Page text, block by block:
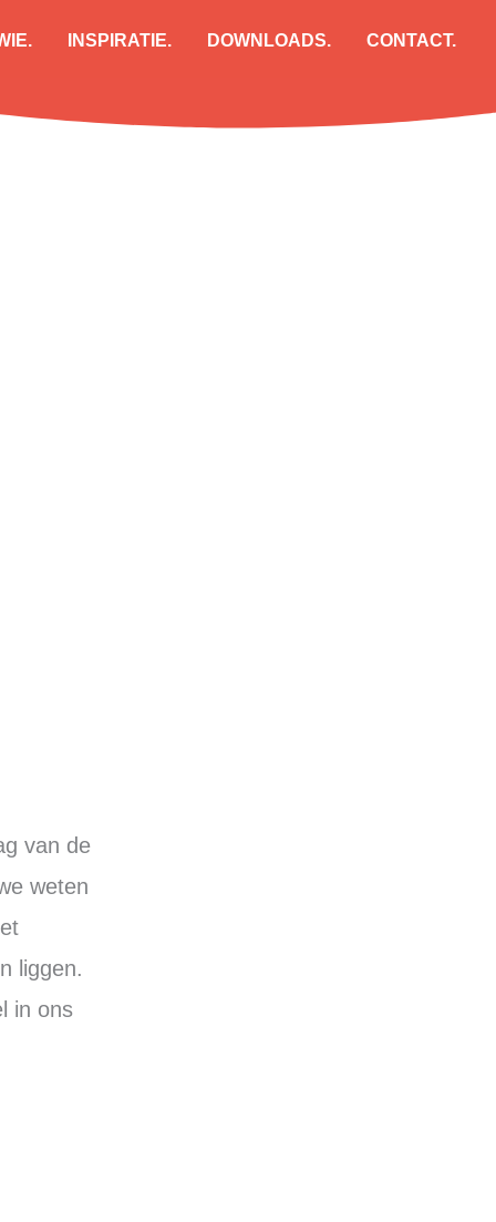
INSPIRATIE. DOWNLOADS. CONTACT.
van de
weten
liggen.
in ons